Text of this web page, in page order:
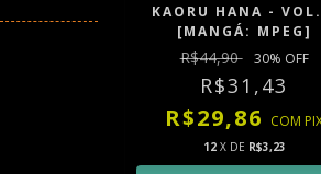
KAORU HANA -
[MANGÁ: MPEG]
R$44,90 30% OFF
R$31,43
R$29,86 COM
12 X DE R$3,23